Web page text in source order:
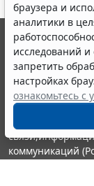
браузера и
аналитики в
исследований
запретить
настройках
ознакомьтесь с
© ООО "НПП
выпускается с
являются
информации
Портал
издания
коммуникаций